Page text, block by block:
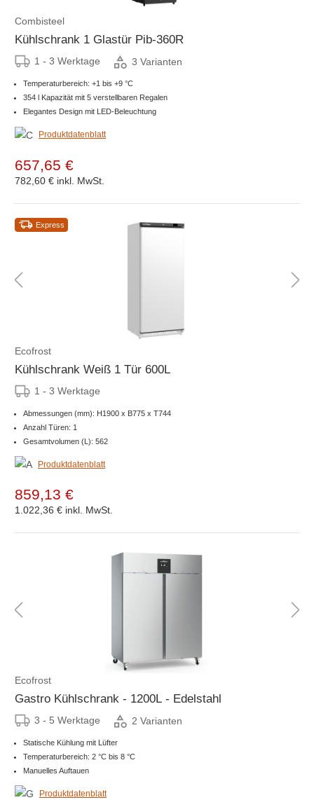
Combisteel
Kühlschrank 1 Glastür Pib-360R
1 - 3 Werktage 3 Varianten
Temperaturbereich: +1 bis +9 °C
354 l Kapazität mit 5 verstellbaren Regalen
Elegantes Design mit LED-Beleuchtung
Produktdatenblatt
657,65 €
782,60 € inkl. MwSt.
Express
Ecofrost
Kühlschrank Weiß 1 Tür 600L
1 - 3 Werktage
Abmessungen (mm): H1900 x B775 x T744
Anzahl Türen: 1
Gesamtvolumen (L): 562
Produktdatenblatt
859,13 €
1.022,36 € inkl. MwSt.
Ecofrost
Gastro Kühlschrank - 1200L - Edelstahl
3 - 5 Werktage 2 Varianten
Statische Kühlung mit Lüfter
Temperaturbereich: 2 °C bis 8 °C
Manuelles Auftauen
Produktdatenblatt